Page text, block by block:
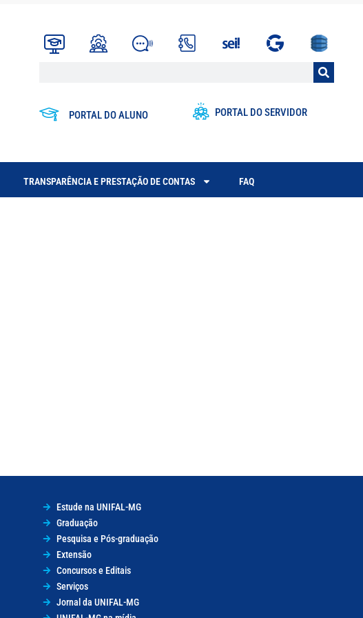
PORTAL DO ALUNO PORTAL DO SERVIDOR
TRANSPARÊNCIA E PRESTAÇÃO DE CONTAS FAQ
Estude na UNIFAL-MG
Graduação
Pesquisa e Pós-graduação
Extensão
Concursos e Editais
Serviços
Jornal da UNIFAL-MG